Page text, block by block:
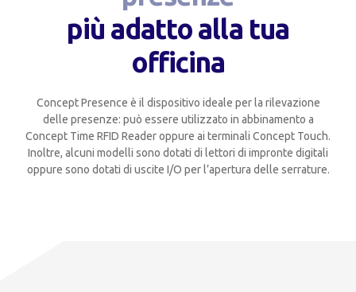
più adatto alla tua
officina
Concept Presence è il dispositivo ideale per la rilevazione
delle presenze: può essere utilizzato in abbinamento a
Concept Time RFID Reader oppure ai terminali Concept Touch.
Inoltre, alcuni modelli sono dotati di lettori di impronte digitali
oppure sono dotati di uscite I/O per l’apertura delle serrature.